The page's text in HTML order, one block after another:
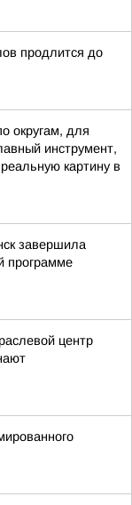
продлится до
округам, для
инструмент,
картину в
завершила
программе
центр